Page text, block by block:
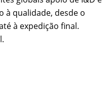
à qualidade, desde o
à expedição final.